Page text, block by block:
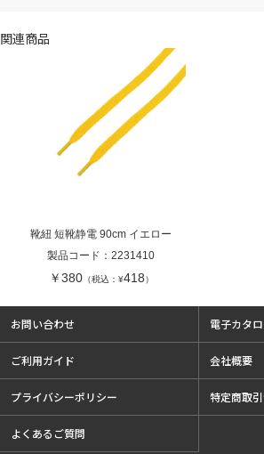
関連商品
靴紐 短靴静電 90cm イエロー
製品コード：2231410
￥380（税込：¥418）
お問い合わせ 電子カタ
ご利用ガイド 会社概要
プライバシーポリシー 特定商取
よくあるご質問